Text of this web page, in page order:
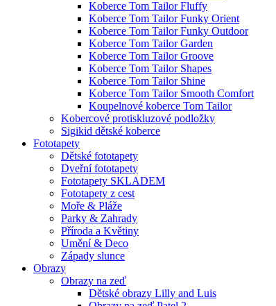
Koberce Tom Tailor Fluffy
Koberce Tom Tailor Funky Orient
Koberce Tom Tailor Funky Outdoor
Koberce Tom Tailor Garden
Koberce Tom Tailor Groove
Koberce Tom Tailor Shapes
Koberce Tom Tailor Shine
Koberce Tom Tailor Smooth Comfort
Koupelnové koberce Tom Tailor
Kobercové protiskluzové podložky
Sigikid dětské koberce
Fototapety
Dětské fototapety
Dveřní fototapety
Fototapety SKLADEM
Fototapety z cest
Moře & Pláže
Parky & Zahrady
Příroda a Květiny
Umění & Deco
Západy slunce
Obrazy
Obrazy na zeď
Dětské obrazy Lilly and Luis